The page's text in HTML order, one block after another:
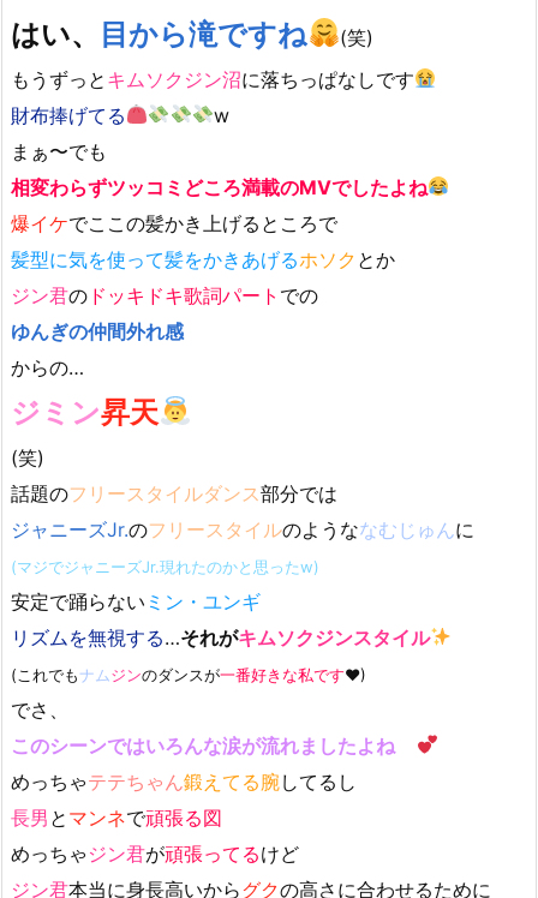
はい、 目から滝ですね
(笑)
もうずっと キムソクジン沼に落ちっぱなしです
財布捧げてる
w
まぁ〜でも
相変わらずツッコミどころ満載のMVでしたよね
爆イケでここの髪かき上げるところで
髪型に気を使って髪をかきあげるホソク とか
ジン君の ドッキドキ歌詞パート での
ゆんぎの仲間外れ感
からの…
ジミン昇天
(笑)
話題のフリースタイルダンス部分では
ジャニーズJr.のフリースタイルのようななむじゅんに
(マジでジャニーズJr.現れたのかと思ったw)
安定で踊らない ミン・ユンギ
リズムを無視する…それがキムソクジンスタイル
(これでもナムジンのダンスが一番好きな私です♥)
でさ、
このシーンではいろんな涙が流れましたよね
めっちゃテテちゃん鍛えてる腕してるし
長男 と マンネで頑張る図
めっちゃ ジン君が頑張ってるけど
ジン君本当に身長高いからグクの高さに合わせるために